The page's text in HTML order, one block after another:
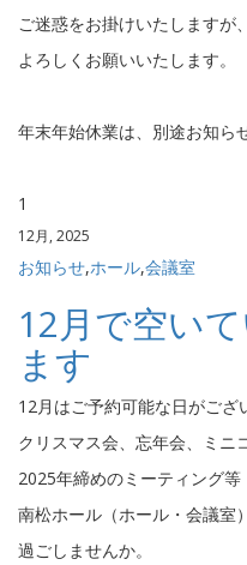
ご迷惑をお掛けいたしますが、
よろしくお願いいたします。
年末年始休業は、別途お知ら
1
12月, 2025
お知らせ,ホール,会議室
12月で空い
ます
12月はご予約可能な日がござ
クリスマス会、忘年会、ミニ
2025年締めのミーティング等
南松ホール（ホール・会議室
過ごしませんか。